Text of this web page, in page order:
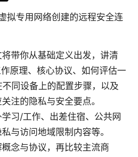
拟专用网络创建的远程安全连
带你从基础定义出发，讲清
原理、核心协议、如何评估一
同设备上的配置步骤，以及
注的隐私与安全要点。
习/工作、出差住宿、公共网
与访问地域限制内容等。
念与协议，再比较主流商